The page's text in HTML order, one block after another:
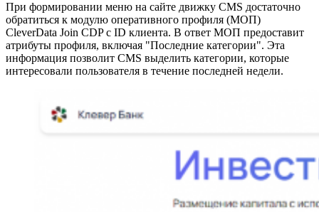
При формировании меню на сайте движку CMS достаточно
обратиться к модулю оперативного профиля (МОП)
CleverData Join CDP с ID клиента. В ответ МОП предоставит
атрибуты профиля, включая "Последние категории". Эта
информация позволит CMS выделить категории, которые
интересовали пользователя в течение последней недели.